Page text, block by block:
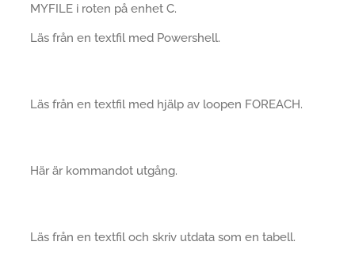
MYFILE i roten på enhet C.
Läs från en textfil med Powershell.
Läs från en textfil med hjälp av loopen FOREACH.
Här är kommandot utgång.
Läs från en textfil och skriv utdata som en tabell.